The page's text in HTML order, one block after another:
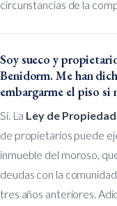
circunstancias de la
Soy sueco y
Benidorm. Me han
embargarme el piso si
Sí. La Ley de
de propietarios puede
inmueble del moroso,
deudas con la
tres años anteriores.